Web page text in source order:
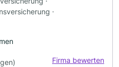
·
Firma bewerten